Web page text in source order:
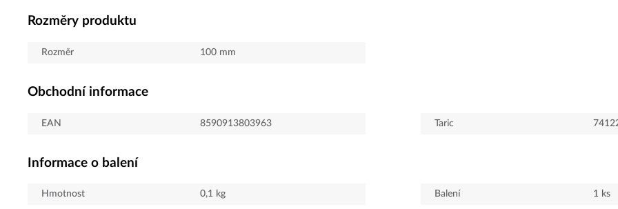
Rozměry produktu
Rozměr 100 mm
Obchodní informace
EAN 8590913803963 Taric
Informace o balení
Hmotnost 0,1 kg Balení 1 ks